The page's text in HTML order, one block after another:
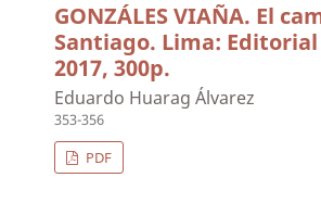
GONZÁLES VIAÑA. El
Santiago. Lima:
2017, 300p.
Eduardo Huarag Álvarez
353-356
PDF